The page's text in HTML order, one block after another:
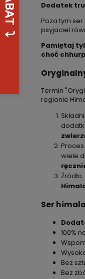
Dodatek
Poza tym
psyjaciel
Pamiętaj
choć
Termin
regionie
wiele
Ser
100%
Bez
Bez